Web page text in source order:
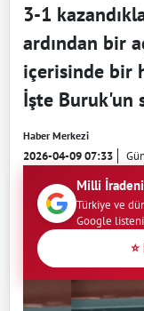
3-1
ardından bir
içerisinde bir
İşte Buruk'un
Haber Merkezi
2026-04-09 07:33
Milli
Türkiye ve
Google